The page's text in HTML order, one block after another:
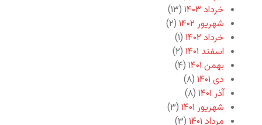
خرداد ۱۴۰۳
(۱۳)
شهریور ۱۴۰۲
(۲)
خرداد ۱۴۰۲
(۱)
اسفند ۱۴۰۱
(۲)
بهمن ۱۴۰۱
(۴)
دی ۱۴۰۱
(۸)
آذر ۱۴۰۱
(۸)
شهریور ۱۴۰۱
(۳)
مرداد ۱۴۰۱
(۳)